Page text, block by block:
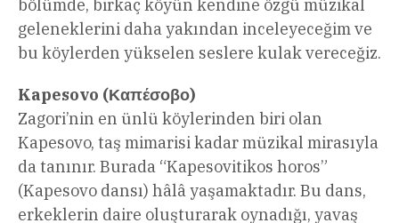
bölümde, birkaç köyün kendine özgü müzikal
geleneklerini daha yakından inceleyeceğim ve
bu köylerden yükselen seslere kulak vereceğiz.
Kapesovo (Καπέσοβο)
Zagori’nin en ünlü köylerinden biri olan
Kapesovo, taş mimarisi kadar müzikal mirasıyla
da tanınır. Burada “Kapesovitikos horos”
(Kapesovo dansı) hâlâ yaşamaktadır. Bu dans,
erkeklerin daire oluşturarak oynadığı, yavaş